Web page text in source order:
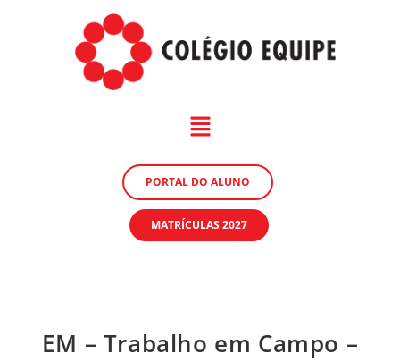
PORTAL DO ALUNO
MATRÍCULAS 2027
EM – Trabalho em Campo –